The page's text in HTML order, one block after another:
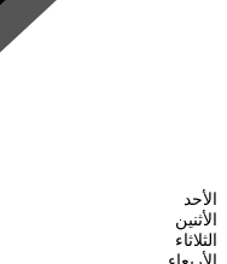
الأحد
الأثنين
الثلاثاء